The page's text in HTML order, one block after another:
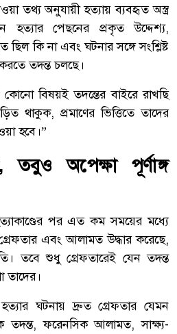
তথ্য অনুযায়ী হত্যায় ব্যবহৃত অস্ত্র
হত্যার পেছনের প্রকৃত উদ্দেশ্য,
কি না এবং ঘটনার সঙ্গে সংশ্লিষ্ট
তদন্ত চলছে।
বিষয়ই তদন্তের বাইরে রাখছি
থাকুক, প্রমাণের ভিত্তিতে তাদের
হবে।”
তবুও অপেক্ষা পূর্ণাঙ্গ
পর এত কম সময়ের মধ্যে
এবং আলামত উদ্ধার করেছে,
তবে শুধু গ্রেফতারেই যেন তদন্ত
তাদের।
ঘটনায় দ্রুত গ্রেফতার যেমন
তদন্ত, ফরেনসিক আলামত, সাক্ষ্য-